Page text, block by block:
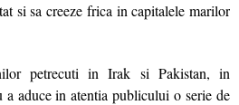
si sa creeze frica in capitalele marilor
petrecuti in Irak si Pakistan, in
a aduce in atentia publicului o serie de